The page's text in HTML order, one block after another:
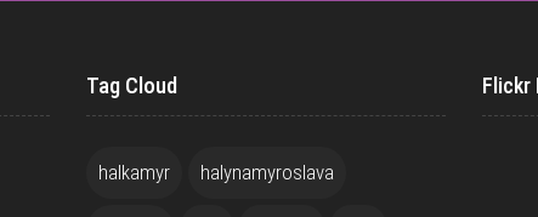
Tag Cloud
halkamyr halynamyroslava
Flickr